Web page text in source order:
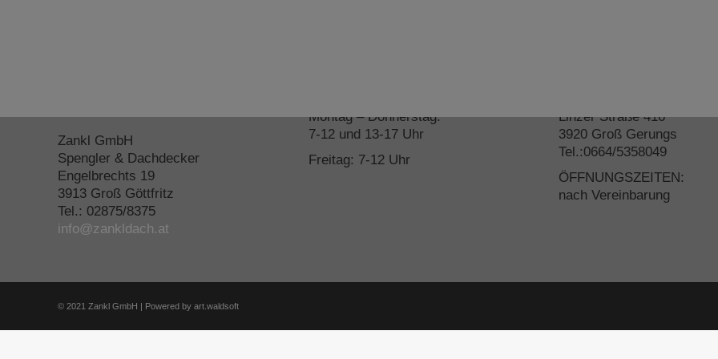
Zankl GmbH
Spengler & Dachdecker
Engelbrechts 19
3913 Groß Göttfritz
Tel.: 02875/8375
info@zankldach.at
Montag – Donnerstag:
7-12 und 13-17 Uhr
Freitag: 7-12 Uhr
Linzer Straße 416
3920 Groß Gerungs
Tel.:0664/5358049
ÖFFNUNGSZEITEN:
nach Vereinbarung
© 2021 Zankl GmbH | Powered by art.waldsoft